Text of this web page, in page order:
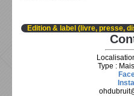
Edition & label (livre, presse,
Type :